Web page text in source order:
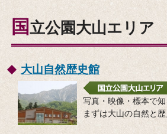
国立公園大山エリア
大山自然歴史館
写真・映像・標本で
まずは大山の自然と